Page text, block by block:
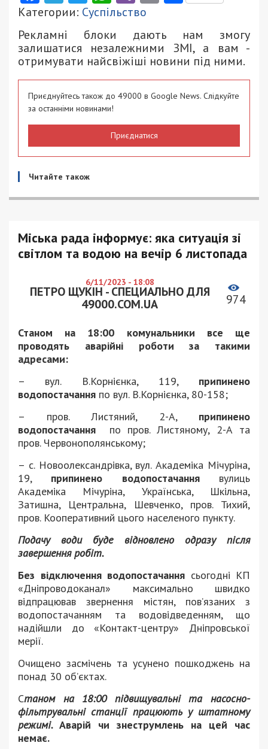
Категории: Суспільство
Рекламні блоки дають нам змогу
залишатися незалежними ЗМІ, а вам -
отримувати найсвіжіші новини під ними.
Приєднуйтесь також до 49000 в Google News. Слідкуйте
за останніми новинами!
Приєднатися
Читайте також
Міська рада інформує: яка ситуація зі
світлом та водою на вечір 6 листопада
6/11/2023 - 18:08
ПЕТРО ЩУКІН - СПЕЦИАЛЬНО ДЛЯ
49000.COM.UA
974
Станом на 18:00 комунальники все ще
проводять аварійні роботи за такими
адресами:
– вул. В.Корнієнка, 119, припинено
водопостачання по вул. В.Корнієнка, 80-158;
– пров. Листяний, 2-А, припинено
водопостачання по пров. Листяному, 2-А та
пров. Червонополянському;
– с. Новоолександрівка, вул. Академіка Мічуріна,
19, припинено водопостачаннявулиць
Академіка Мічуріна, Українська, Шкільна,
Затишна, Центральна, Шевченко, пров. Тихий,
пров. Кооперативний цього населеного пункту.
Подачу води буде відновлено одразу після
завершення робіт.
Без відключення водопостачання сьогодні КП
«Дніпроводоканал» максимально швидко
відпрацював звернення містян, пов’язаних з
водопостачанням та водовідведенням, що
надійшли до «Контакт-центру» Дніпровської
мерії.
Очищено засмічень та усунено пошкоджень на
понад 30 об’єктах.
Станом на 18:00 підвищувальні та насосно-
фільтрувальні станції працюють у штатному
режимі. Аварій чи знеструмлень на цей час
немає.